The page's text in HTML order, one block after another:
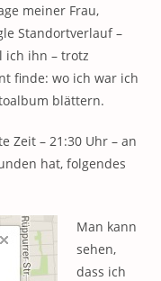
meiner Frau,
Standortverlauf –
ich ihn – trotz
finde: wo ich war ich
blättern.
Zeit – 21:30 Uhr – an
hat, folgendes
Man kann
sehen,
dass ich